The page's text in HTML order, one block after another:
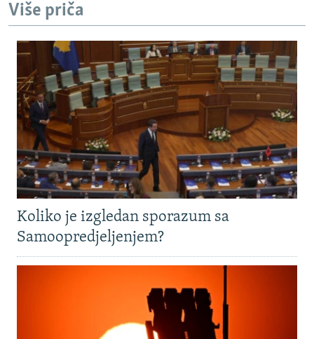
Više priča
Koliko je izgledan sporazum sa
Samoopredjeljenjem?